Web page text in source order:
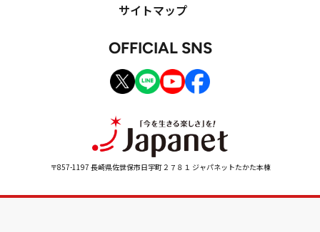
〒857-1197 長崎県佐世保市日宇町２７８１ ジャパネットたかた本棟
サイトマップ
OFFICIAL SNS